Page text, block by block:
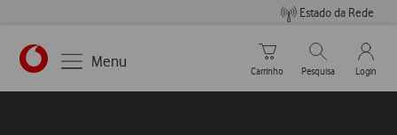
Estado da Rede
https://www.vodafone.pt
Menu
Carrinho de compras
Carrinho
Pesquisar
Pesquisa
My
Login